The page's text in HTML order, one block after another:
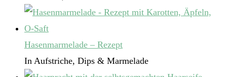
Hasenmarmelade – Rezept
In Aufstriche, Dips & Marmelade